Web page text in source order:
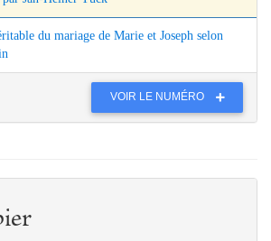
du mariage de Marie et Joseph selon
VOIR LE NUMÉRO